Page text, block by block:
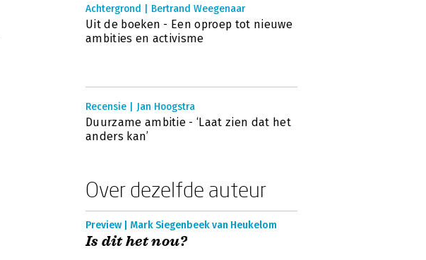
Achtergrond | Bertrand Weegenaar
Uit de boeken - Een oproep tot nieuwe
ambities en activisme
Recensie | Jan Hoogstra
Duurzame ambitie - ‘Laat zien dat het
anders kan’
Over dezelfde auteur
Preview | Mark Siegenbeek van Heukelom
Is dit het nou?